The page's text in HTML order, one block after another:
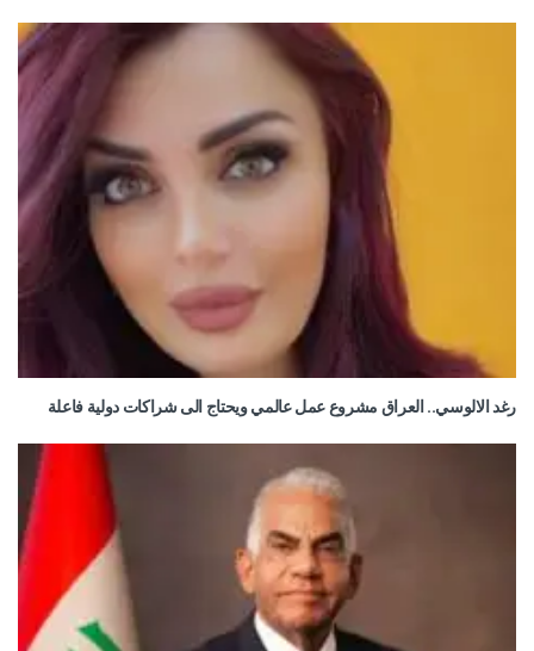
رغد الالوسي.. العراق مشروع عمل عالمي ويحتاج الى شراكات دولية فاعلة